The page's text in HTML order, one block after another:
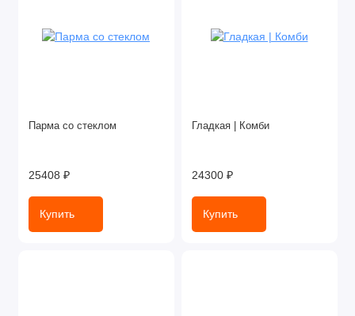
Парма со стеклом
25408 ₽
Купить
Гладкая | Комби
24300 ₽
Купить